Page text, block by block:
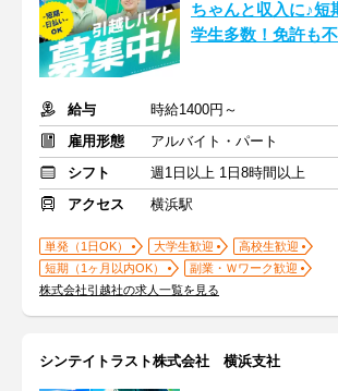
ちゃんと収入に♪
学生多数！免許も
給与
時給1400円～
雇用形態
アルバイト・パート
シフト
週1日以上 1日8時間以上
アクセス
横浜駅
単発（1日OK） 大学生歓迎
高校生歓迎
短期（1ヶ月以内OK）
副業・Ｗワーク歓迎
株式会社引越社の求人一覧を見る
シンテイトラスト株式会社 横浜支社